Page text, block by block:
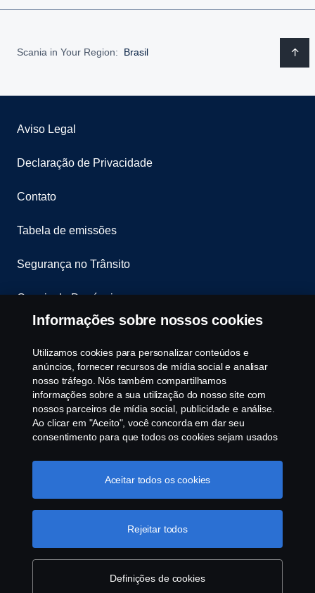
Fale conosco
Gostaria de entrar em contato com a Scania?
Clique aqui
Scania in Your Region: Brasil
Aviso Legal
Declaração de Privacidade
Contato
Tabela de emissões
Segurança no Trânsito
Canais de Denúncia
Programa de Rotulagem Veicular
Política de Cookies
Configurações de cookies
Brasil, Av. José Odorizzi, 151 - Vila Euro, São
Bernardo do Campo. SP. Tel: +55 11 4090-2960.
CNPJ 59.104.901/0001-76
Informações sobre nossos cookies
Utilizamos cookies para personalizar conteúdos e
anúncios, fornecer recursos de mídia social e analisar
nosso tráfego. Nós também compartilhamos
informações sobre a sua utilização do nosso site com
nossos parceiros de mídia social, publicidade e análise.
Ao clicar em "Aceito", você concorda em dar seu
consentimento para que todos os cookies sejam usados
gerenciar a utilização dos cookies clicando em
"Configurações de cookies" e selecionando as
ser encontrada clicando no link abaixo deste texto ou em
“declaração de privacidade". Mais informações sobre a
sua privacidade
Definições de cookies
Rejeitar todos
Aceitar todos os cookies